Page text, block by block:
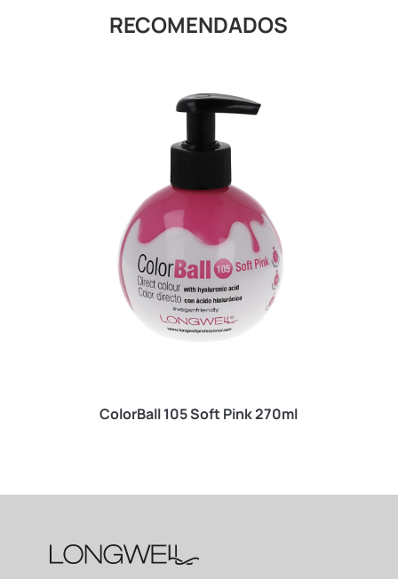
RECOMENDADOS
ColorBall 105 Soft Pink 270ml